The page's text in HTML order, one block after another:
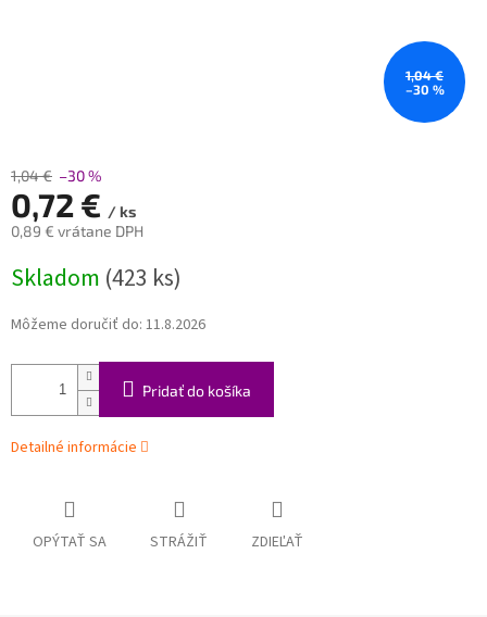
1,04 €
–30 %
1,04 € –30 %
0,72 € / ks
0,89 € vrátane DPH
cena:
Skladom (423 ks)
Môžeme doručiť do: 11.8.2026
Pridať do košíka
Detailné informácie
OPÝTAŤ SA STRÁŽIŤ ZDIEĽAŤ